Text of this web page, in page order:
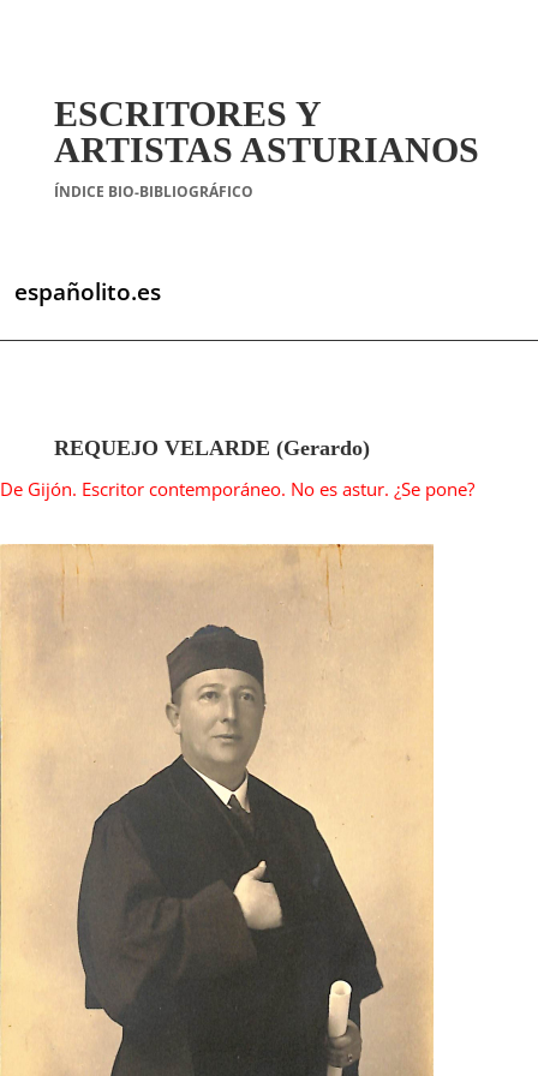
ESCRITORES Y
ARTISTAS ASTURIANOS
ÍNDICE BIO-BIBLIOGRÁFICO
españolito.es
REQUEJO VELARDE (Gerardo)
De Gijón. Escritor contemporáneo. No es astur. ¿Se pone?